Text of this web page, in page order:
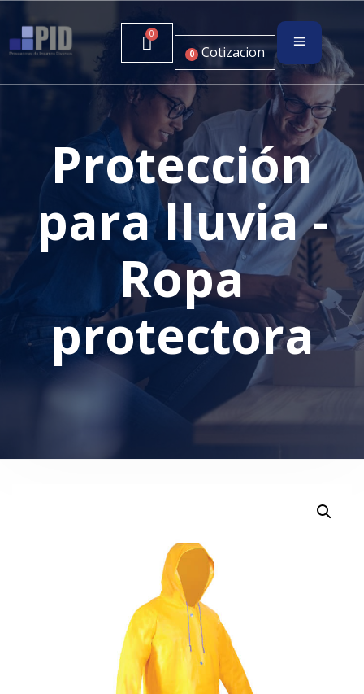
0 Cotizacion
Protección
para lluvia -
Ropa
protectora